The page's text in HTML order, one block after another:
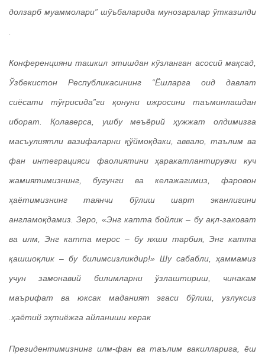
долзарб муаммолари” шўъбаларида мунозаралар ўтказилди
Конференцияни ташкил этишдан кўзланган асосий мақсад,
Ўзбекистон Республикасининг “Ёшларга оид давлат
сиёсати тўғрисида”ги қонуни ижросини таъминлашдан
иборат. Қолаверса, ушбу меъёрий ҳужжат олдимизга
масъулиятли вазифаларни қўймоқдаки, аввало, таълим ва
фан интеграцияси фаолиятини ҳаракатлантирувчи куч
жамиятимизнинг, бугунги ва келажагимиз, фаровон
ҳаётимизнинг таянчи бўлиш шарт эканлигини
англамоқдамиз. Зеро, «Энг катта бойлик – бу ақл-заковат
ва илм, Энг катта мерос – бу яхши тарбия, Энг катта
қашшоқлик – бу билимсизликдир!» Шу сабабли, ҳаммамиз
учун замонавий билимларни ўзлаштириш, чинакам
маърифат ва юксак маданият эгаси бўлиш, узлуксиз
ҳаётий эҳтиёжга айланиши керак.
Президентимизнинг илм-фан ва таълим вакилларига, ёш